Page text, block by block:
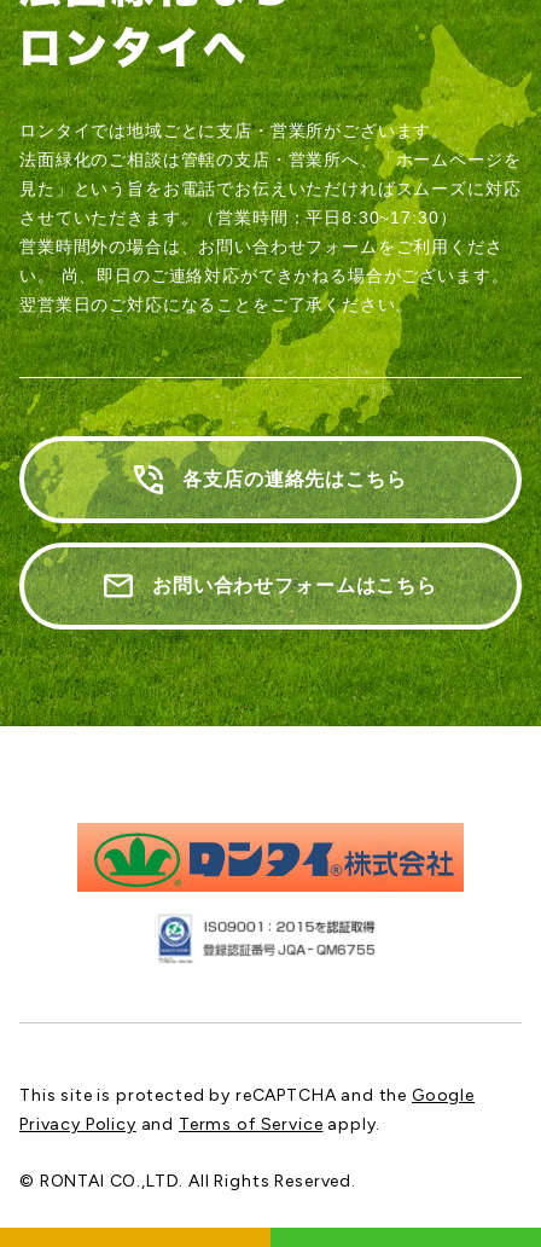
ロンタイでは地域ごとに支店・営業所がございます。
法面緑化のご相談は管轄の支店・営業所へ、「ホームページを
見た」という旨をお電話でお伝えいただければスムーズに対応
させていただきます。（営業時間：平日8:30~17:30）
営業時間外の場合は、お問い合わせフォームをご利用くださ
い。尚、即日のご連絡対応ができかねる場合がございます。
翌営業日のご対応になることをご了承ください。
各支店の連絡先はこちら
お問い合わせフォームはこちら
This site is protected by reCAPTCHA and the Google
Privacy Policy and Terms of Service apply.
© RONTAI CO.,LTD. All Rights Reserved.